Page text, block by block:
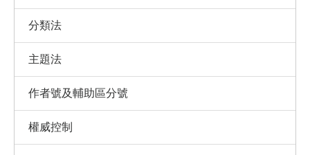
分類法
主題法
作者號及輔助區分號
權威控制